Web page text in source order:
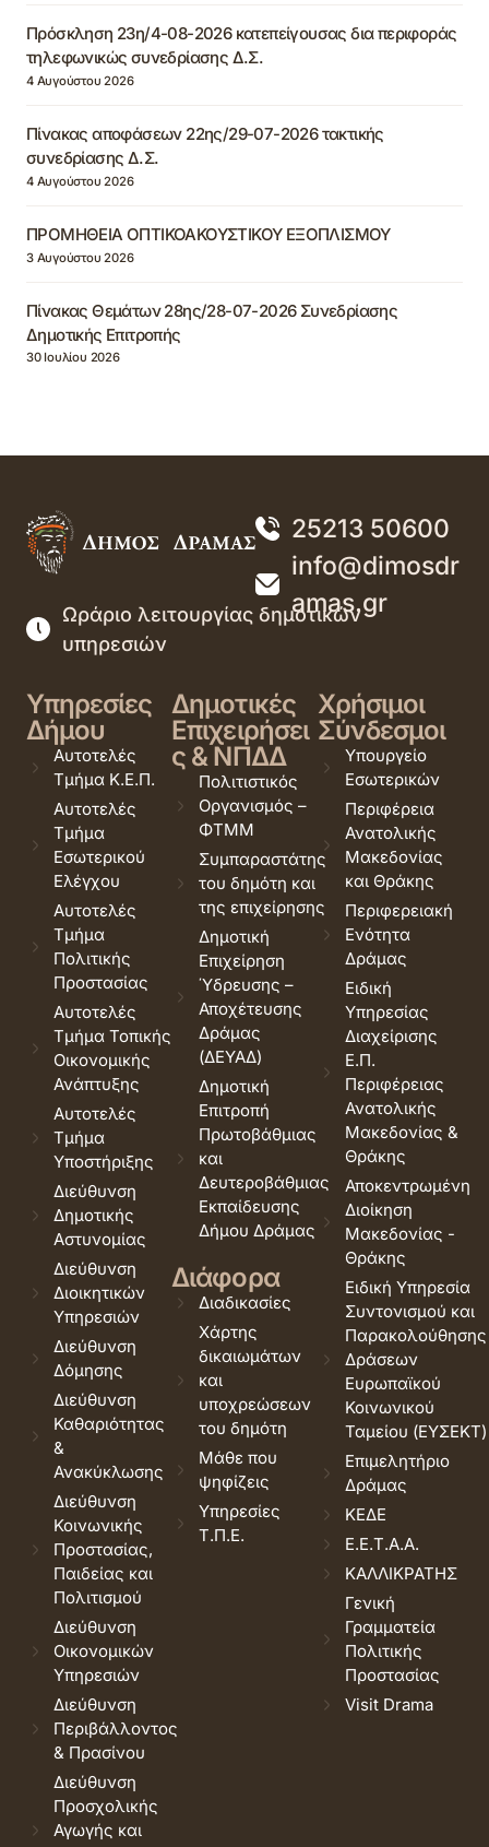
Πρόσκληση 23η/4-08-2026 κατεπείγουσας δια περιφοράς
τηλεφωνικώς συνεδρίασης Δ.Σ.
4 Αυγούστου 2026
Πίνακας αποφάσεων 22ης/29-07-2026 τακτικής
συνεδρίασης Δ.Σ.
4 Αυγούστου 2026
ΠΡΟΜΗΘΕΙΑ ΟΠΤΙΚΟΑΚΟΥΣΤΙΚΟΥ ΕΞΟΠΛΙΣΜΟΥ
3 Αυγούστου 2026
Πίνακας Θεμάτων 28ης/28-07-2026 Συνεδρίασης
Δημοτικής Επιτροπής
30 Ιουλίου 2026
25213 50600
info@dimosdr
amas.gr
Ωράριο λειτουργίας δημοτικών
υπηρεσιών
Υπηρεσίες
Δήμου
Αυτοτελές
Τμήμα Κ.Ε.Π.
Αυτοτελές
Τμήμα
Εσωτερικού
Ελέγχου
Αυτοτελές
Τμήμα
Πολιτικής
Προστασίας
Αυτοτελές
Τμήμα Τοπικής
Οικονομικής
Ανάπτυξης
Αυτοτελές
Τμήμα
Υποστήριξης
Διεύθυνση
Δημοτικής
Αστυνομίας
Διεύθυνση
Διοικητικών
Υπηρεσιών
Διεύθυνση
Δόμησης
Διεύθυνση
Καθαριότητας
&
Ανακύκλωσης
Διεύθυνση
Κοινωνικής
Προστασίας,
Παιδείας και
Πολιτισμού
Διεύθυνση
Οικονομικών
Υπηρεσιών
Διεύθυνση
Περιβάλλοντος
& Πρασίνου
Διεύθυνση
Προσχολικής
Αγωγής και
Δημοτικές
Επιχειρήσει
ς & ΝΠΔΔ
Πολιτιστικός
Οργανισμός –
ΦΤΜΜ
Συμπαραστάτης
του δημότη και
της επιχείρησης
Δημοτική
Επιχείρηση
Ύδρευσης –
Αποχέτευσης
Δράμας
(ΔΕΥΑΔ)
Δημοτική
Επιτροπή
Πρωτοβάθμιας
και
Δευτεροβάθμιας
Εκπαίδευσης
Δήμου Δράμας
Διάφορα
Διαδικασίες
Χάρτης
δικαιωμάτων
και
υποχρεώσεων
του δημότη
Μάθε που
ψηφίζεις
Υπηρεσίες
Τ.Π.Ε.
Χρήσιμοι
Σύνδεσμοι
Υπουργείο
Εσωτερικών
Περιφέρεια
Ανατολικής
Μακεδονίας
και Θράκης
Περιφερειακή
Ενότητα
Δράμας
Ειδική
Υπηρεσίας
Διαχείρισης
Ε.Π.
Περιφέρειας
Ανατολικής
Μακεδονίας &
Θράκης
Αποκεντρωμένη
Διοίκηση
Μακεδονίας -
Θράκης
Ειδική Υπηρεσία
Συντονισμού και
Παρακολούθησης
Δράσεων
Ευρωπαϊκού
Κοινωνικού
Ταμείου (ΕΥΣΕΚΤ)
Επιμελητήριο
Δράμας
ΚΕΔΕ
Ε.Ε.Τ.Α.Α.
ΚΑΛΛΙΚΡΑΤΗΣ
Γενική
Γραμματεία
Πολιτικής
Προστασίας
Visit Drama